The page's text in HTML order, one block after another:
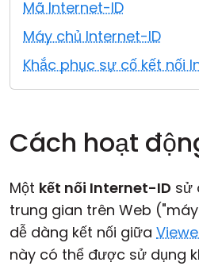
Mã Internet-ID
Máy chủ Internet-ID
Khắc phục sự cố kết nối
Cách hoạt
Một kết nối Internet-ID sử
trung gian trên Web
dễ dàng kết nối giữa
này có thể được sử dụng
Đám mây & Tại chỗ